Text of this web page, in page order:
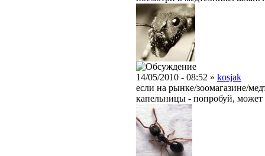
14/05/2010 - 08:52 » kosjak
если на рынке/зоомагазине/
капельницы - попробуй, может